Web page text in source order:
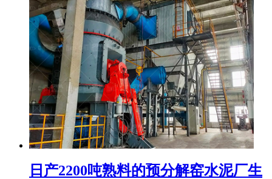
日产2200吨熟料的预分解窑水泥厂生